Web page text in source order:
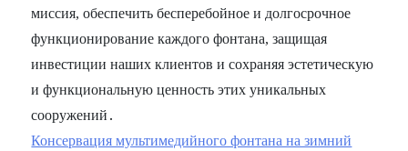
миссия, обеспечить бесперебойное и долгосрочное
функционирование каждого фонтана, защищая
инвестиции наших клиентов и сохраняя эстетическую
и функциональную ценность этих уникальных
сооружений․
Консервация мультимедийного фонтана на зимний